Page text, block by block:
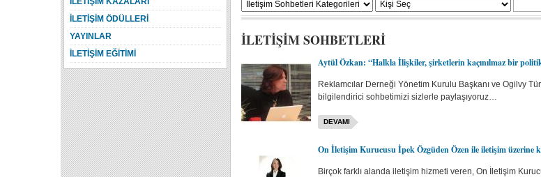
İLETİŞİM SOHBETLERİ
Aytül Özkan: “Halkla İlişkiler, şirketlerin kaçınılmaz bir
Reklamcılar Derneği Yönetim Kurulu Başkanı ve Ogilvy
bilgilendirici sohbetimizi sizlerle paylaşıyoruz…
DEVAMI
On İletişim Kurucusu İpek Özgüden Özen ile iletişim üzerine
Birçok farklı alanda iletişim hizmeti veren, On İletişim
İLETİŞİM ÖDÜLLERİ
YAYINLAR
İLETİŞİM EĞİTİMİ